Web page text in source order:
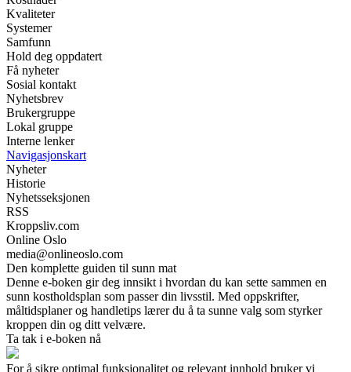
Kvaliteter
Systemer
Samfunn
Hold deg oppdatert
Få nyheter
Sosial kontakt
Nyhetsbrev
Brukergruppe
Lokal gruppe
Interne lenker
Navigasjonskart
Nyheter
Historie
Nyhetsseksjonen
RSS
Kroppsliv.com
Online Oslo
media@onlineoslo.com
Den komplette guiden til sunn mat
Denne e-boken gir deg innsikt i hvordan du kan sette sammen en
sunn kostholdsplan som passer din livsstil. Med oppskrifter,
måltidsplaner og handletips lærer du å ta sunne valg som styrker
kroppen din og ditt velvære.
Ta tak i e-boken nå
For å sikre optimal funksjonalitet og relevant innhold bruker vi